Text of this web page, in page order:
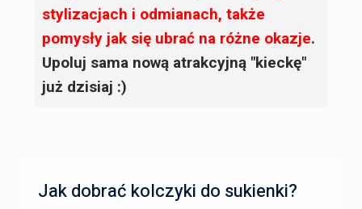
stylizacjach i odmianach, także
pomysły jak się ubrać na różne okazje.
Upoluj sama nową atrakcyjną "kieckę"
już dzisiaj :)
Jak dobrać kolczyki do sukienki?